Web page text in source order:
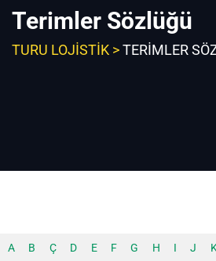
Terimler Sözlüğü
TURU LOJISTIK >TERIMLER
A B Ç D E F G H I J K